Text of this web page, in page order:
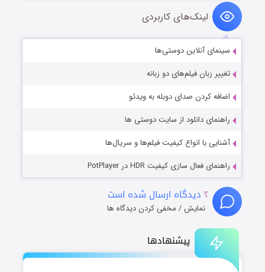
پیشنهادها
لینک‌های کاربردی
سینمای آنلاین دوستی‌ها
تغییر زبان فیلم‌های دو زبانه
اضافه کردن صدای دوبله به ویدئو
راهنمای دانلود از سایت دوستی ها
آشنایی با انواع کیفیت فیلم‌ها و سریال‌ها
راهنمای فعال سازی کیفیت HDR در PotPlayer
۲ دیدگاه ارسال شده است
نمایش / مخفی کردن دیدگاه ها